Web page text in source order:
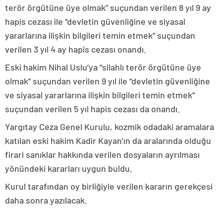
terör örgütüne üye olmak” suçundan verilen 8 yıl 9 ay
hapis cezası ile “devletin güvenliğine ve siyasal
yararlarına ilişkin bilgileri temin etmek” suçundan
verilen 3 yıl 4 ay hapis cezası onandı.
Eski hakim Nihal Uslu’ya “silahlı terör örgütüne üye
olmak” suçundan verilen 9 yıl ile “devletin güvenliğine
ve siyasal yararlarına ilişkin bilgileri temin etmek”
suçundan verilen 5 yıl hapis cezası da onandı.
Yargıtay Ceza Genel Kurulu, kozmik odadaki aramalara
katılan eski hakim Kadir Kayan’ın da aralarında olduğu
firari sanıklar hakkında verilen dosyaların ayrılması
yönündeki kararları uygun buldu.
Kurul tarafından oy birliğiyle verilen kararın gerekçesi
daha sonra yazılacak.